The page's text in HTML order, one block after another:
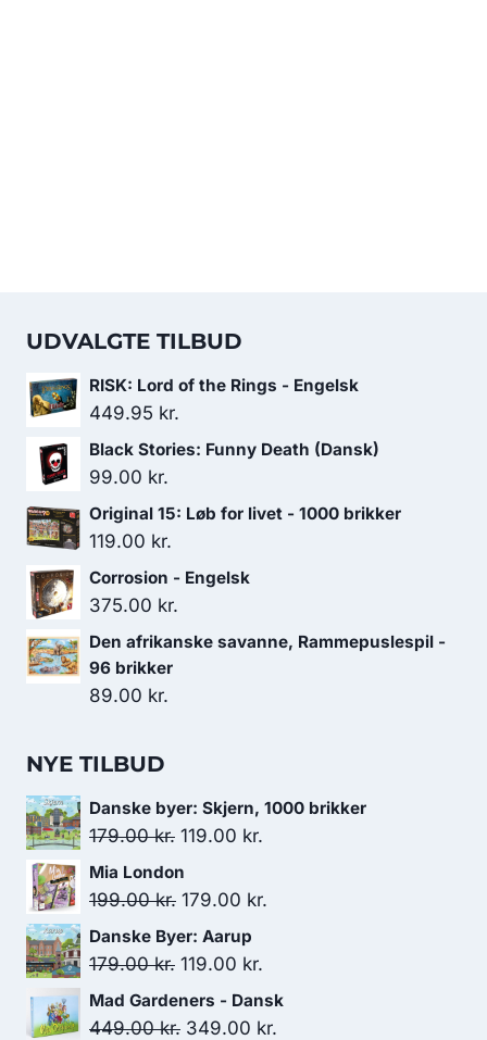
UDVALGTE TILBUD
RISK: Lord of the Rings - Engelsk
449.95 kr.
Black Stories: Funny Death (Dansk)
99.00 kr.
Original 15: Løb for livet - 1000 brikker
119.00 kr.
Corrosion - Engelsk
375.00 kr.
Den afrikanske savanne, Rammepuslespil -
96 brikker
89.00 kr.
NYE TILBUD
Danske byer: Skjern, 1000 brikker
179.00kr. Den
oprindelige
pris
179.00 kr..
119.00 kr.
pris
Mia London
199.00kr. Den
oprindelige
pris
199.00 kr..
179.00 kr.
Danske Byer: Aarup
179.00kr. Den
oprindelige
pris
119.00 kr.
aktuelle
pris
Mad Gardeners - Dansk
449.00kr. Den
349.00 kr.